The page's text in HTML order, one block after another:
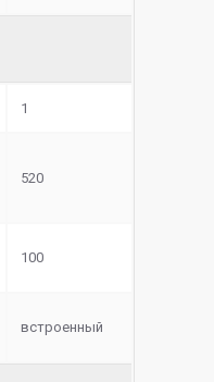
1
520
100
встроенный